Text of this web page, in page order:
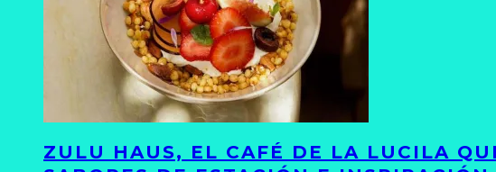
ZULU HAUS, EL CAFÉ DE LA LUCILA